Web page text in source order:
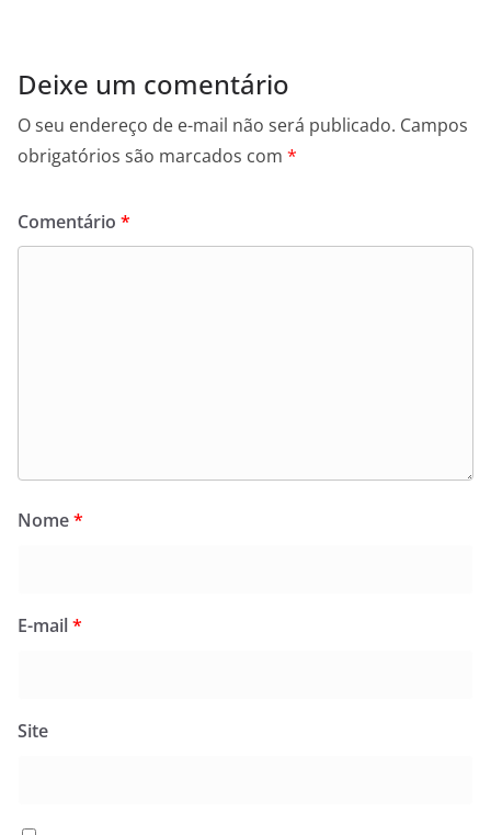
Deixe um comentário
O seu endereço de e-mail não será publicado. Campos
obrigatórios são marcados com *
Comentário *
Nome*
E-mail*
Site